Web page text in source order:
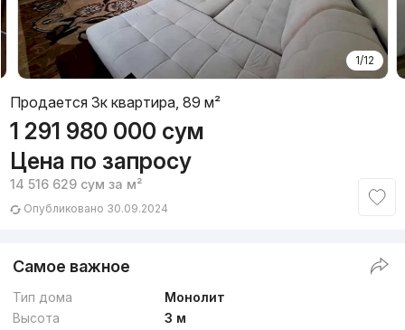
1/12
Продается 3к квартира, 89 м²
1 291 980 000 сум
Цена по запросу
14 516 629 сум за м²
Опубликовано 30.09.2024
Самое важное
Тип дома
Монолит
Высота
3 м